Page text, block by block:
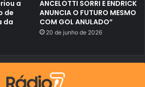
a
de
da
ANCELOTTI SORRI E ENDRICK
ANUNCIA O FUTURO MESMO
COM GOL ANULADO”
20 de junho de 2026